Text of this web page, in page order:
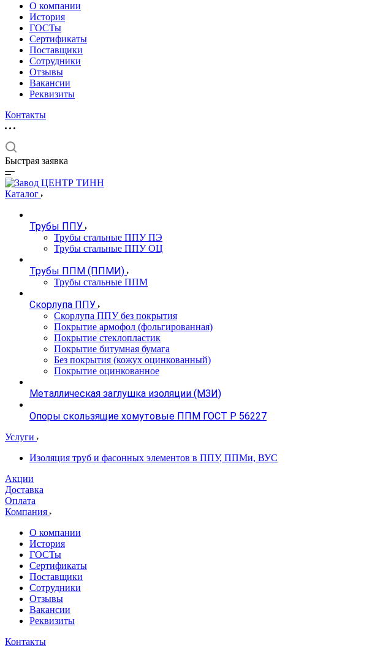
О компании
История
ГОСТы
Сертификаты
Поставщики
Сотрудники
Отзывы
Вакансии
Реквизиты
Контакты
Быстрая заявка
Каталог
Трубы ППУ
Трубы стальные ППУ ПЭ
Трубы стальные ППУ ОЦ
Трубы ППМ (ППМИ)
Трубы стальные ППМ
Скорлупа ППУ
Скорлупа ППУ без покрытия
Покрытие армофол (фольгированная)
Покрытие стеклопластик
Покрытие битумная бумага
Без покрытия (кожух оцинкованный)
Покрытие оцинкованное
Металлическая заглушка изоляции (МЗИ)
Опоры скользящие хомутовые ППМ ГОСТ Р 56227
Услуги
Изоляция труб и фасонных элементов в ППУ, ППМи, ВУС
Акции
Доставка
Оплата
Компания
О компании
История
ГОСТы
Сертификаты
Поставщики
Сотрудники
Отзывы
Вакансии
Реквизиты
Контакты